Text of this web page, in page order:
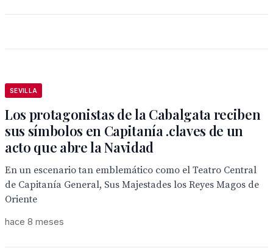
SEVILLA
Los protagonistas de la Cabalgata reciben
sus símbolos en Capitanía .claves de un
acto que abre la Navidad
En un escenario tan emblemático como el Teatro Central
de Capitanía General, Sus Majestades los Reyes Magos de
Oriente
hace 8 meses